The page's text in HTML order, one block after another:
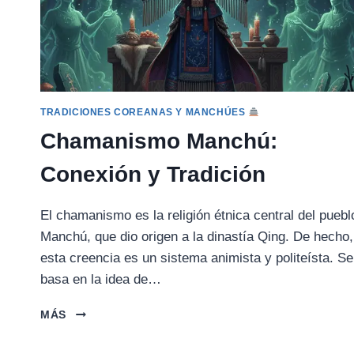
TRADICIONES COREANAS Y MANCHÚES
Chamanismo Manchú:
Conexión y Tradición
El chamanismo es la religión étnica central del
Manchú, que dio origen a la dinastía Qing. De hecho,
esta creencia es un sistema animista y politeísta. Se
basa en la idea de…
MÁS
CHAMANISMO